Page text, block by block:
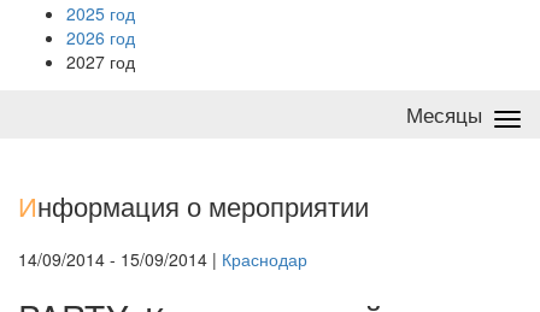
2025 год
2026 год
2027 год
Месяцы
Информация о мероприятии
14/09/2014 - 15/09/2014 | Краснодар